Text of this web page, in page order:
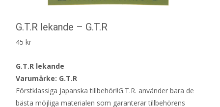
G.T.R lekande – G.T.R
45 kr
G.T.R lekande
Varumärke: G.T.R
Förstklassiga Japanska tillbehör!!G.T.R. använder bara de
bästa möjliga materialen som garanterar tillbehörens